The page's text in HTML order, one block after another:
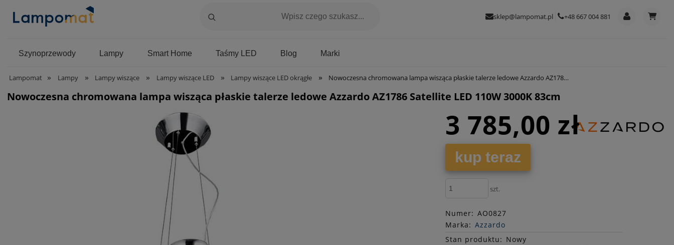
sklep@lampomat.pl +48 667 004 881
Szynoprzewody Lampy Smart Home Blog
Taśmy LED Marki
Lampomat » Lampy » Lampy wiszące » Lampy wiszące LED » Lampy wiszące LED okrągłe » Nowoczesna chromowana lampa wisząca płaskie talerze ledowe Azzardo AZ1786 Satellite LED 110W 3000K 83cm
Nowoczesna chromowana lampa wisząca płaskie talerze ledowe Azzardo AZ1786 Satellite LED 110W 3000K 83cm
3 785,00 zł
kup teraz
szt.
Numer: AO0827
Marka: Azzardo
Stan produktu: Nowy